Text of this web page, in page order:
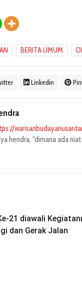
BERITA UMUM
Linkedin
hendra, "dimana ada
21 diawali
dan Gerak Jalan